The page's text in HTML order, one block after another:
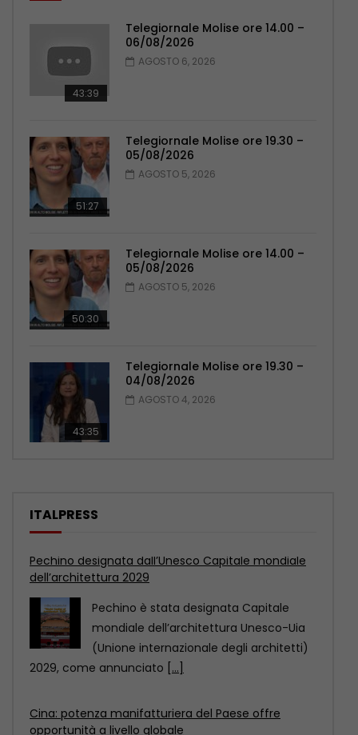
43:39
Telegiornale Molise ore 14.00 –
06/08/2026
AGOSTO 6, 2026
51:27
Telegiornale Molise ore 19.30 –
05/08/2026
AGOSTO 5, 2026
50:30
Telegiornale Molise ore 14.00 –
05/08/2026
AGOSTO 5, 2026
43:35
Telegiornale Molise ore 19.30 –
04/08/2026
AGOSTO 4, 2026
ITALPRESS
Cina: potenza manifatturiera del Paese offre
opportunità a livello globale
La Cina non è soltanto una potenza
manifatturiera, ma anche un
importante mercato di consumo.[...]
immersioni. Sanzioni per 90 mila euro